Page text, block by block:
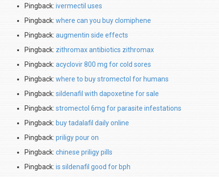
Pingback: ivermectil uses
Pingback: where can you buy clomiphene
Pingback: augmentin side effects
Pingback: zithromax antibiotics zithromax
Pingback: acyclovir 800 mg for cold sores
Pingback: where to buy stromectol for humans
Pingback: sildenafil with dapoxetine for sale
Pingback: stromectol 6mg for parasite infestations
Pingback: buy tadalafil daily online
Pingback: priligy pour on
Pingback: chinese priligy pills
Pingback: is sildenafil good for bph